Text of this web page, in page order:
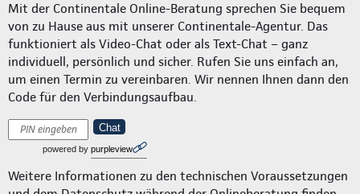
Mit der Continentale Online-Beratung sprechen Sie bequem
von zu Hause aus mit unserer Continentale-Agentur. Das
funktioniert als Video-Chat oder als Text-Chat – ganz
individuell, persönlich und sicher. Rufen Sie uns einfach an,
um einen Termin zu vereinbaren. Wir nennen Ihnen dann den
Code für den Verbindungsaufbau.
Chat
powered by purpleview
Weitere Informationen zu den technischen Voraussetzungen